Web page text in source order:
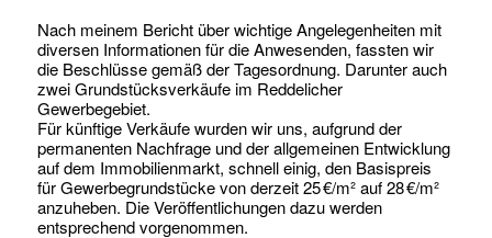
Nach meinem Bericht über wichtige Angelegenheiten mit
diversen Informationen für die Anwesenden, fassten wir
die Beschlüsse gemäß der Tagesordnung. Darunter auch
zwei Grundstücksverkäufe im Reddelicher
Gewerbegebiet.
Für künftige Verkäufe wurden wir uns, aufgrund der
permanenten Nachfrage und der allgemeinen Entwicklung
auf dem Immobilienmarkt, schnell einig, den Basispreis
für Gewerbegrundstücke von derzeit 25 €/m² auf 28 €/m²
anzuheben. Die Veröffentlichungen dazu werden
entsprechend vorgenommen.